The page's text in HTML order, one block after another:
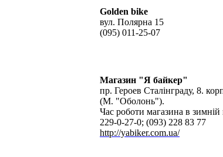
Golden bike
вул. Полярна 15
(095) 011-25-07
Магазин "Я байкер"
пр. Героев Сталінграду, 8.
(М. "Оболонь").
Час роботи магазина в зимній
229-0-27-0; (093) 228 83 77
http://yabiker.com.ua/